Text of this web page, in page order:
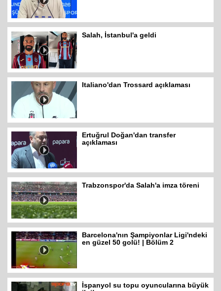
Salah, İstanbul'a geldi
Italiano'dan Trossard açıklaması
Ertuğrul Doğan'dan transfer
açıklaması
Trabzonspor'da Salah'a imza töreni
Barcelona'nın Şampiyonlar Ligi'ndeki
en güzel 50 golü! | Bölüm 2
İspanyol su topu oyuncularına büyük